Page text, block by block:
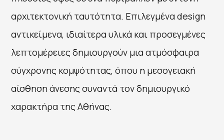
αρχιτεκτονική ταυτότητα. Επιλεγμένα design
αντικείμενα, ιδιαίτερα υλικά και προσεγμένες
λεπτομέρειες δημιουργούν μια ατμόσφαιρα
σύγχρονης κομψότητας, όπου η μεσογειακή
αίσθηση άνεσης συναντά τον δημιουργικό
χαρακτήρα της Αθήνας.